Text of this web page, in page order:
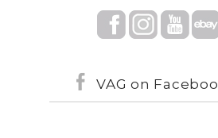
VAG on